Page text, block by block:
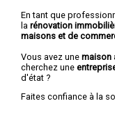
En tant que
la rénovation
maisons et de
Vous avez une maison
cherchez une
d'état ?
Faites confiance à la